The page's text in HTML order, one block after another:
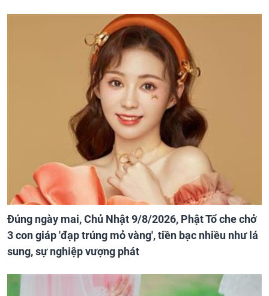
Đúng ngày mai, Chủ Nhật 9/8/2026, Phật Tổ che chở
3 con giáp 'đạp trúng mỏ vàng', tiền bạc nhiều như lá
sung, sự nghiệp vượng phát